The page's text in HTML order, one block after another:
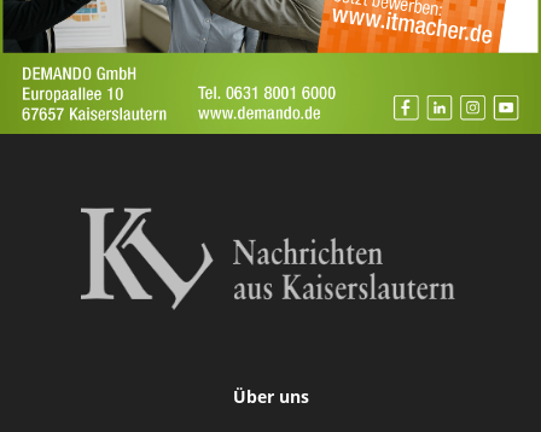
Über uns